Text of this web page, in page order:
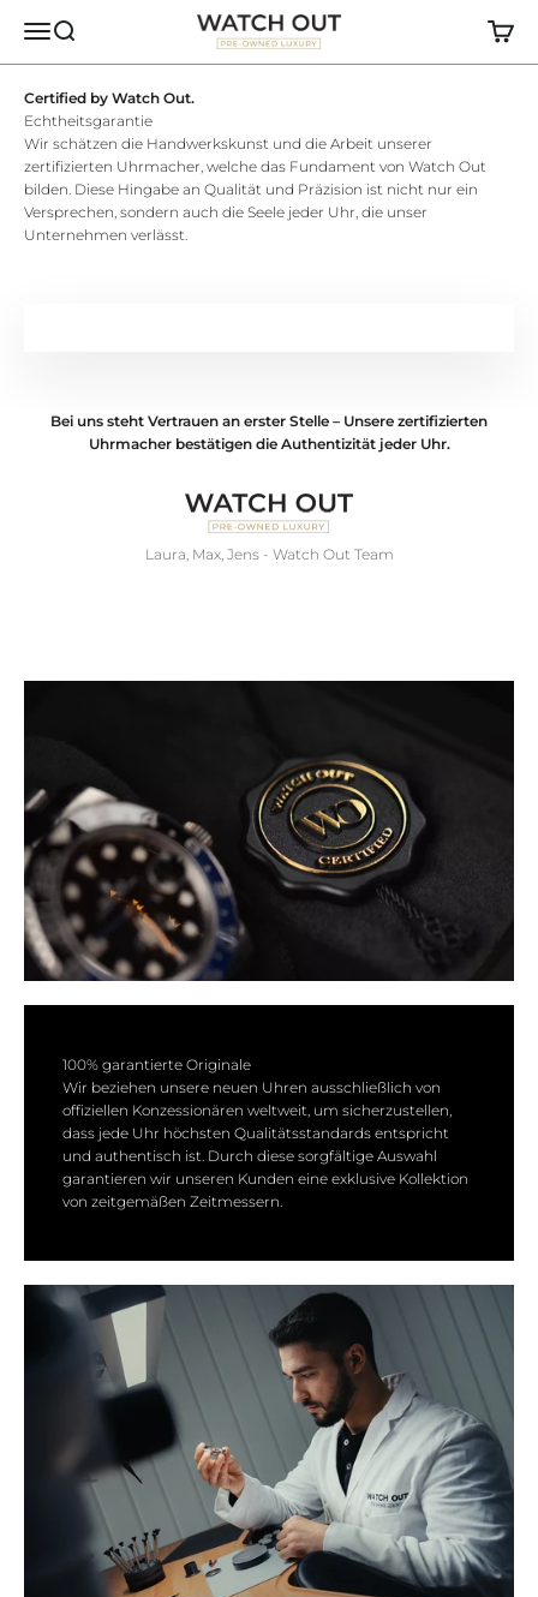
Navigationsmenü öffnen
Suche öffnen Watch Out
Certified by Watch Out.
Echtheitsgarantie
Wir schätzen die Handwerkskunst und die Arbeit unserer
zertifizierten Uhrmacher, welche das Fundament von Watch Out
bilden. Diese Hingabe an Qualität und Präzision ist nicht nur ein
Versprechen, sondern auch die Seele jeder Uhr, die unser
Unternehmen verlässt.
Bei uns steht Vertrauen an erster Stelle – Unsere zertifizierten
Uhrmacher bestätigen die Authentizität jeder Uhr.
Laura, Max, Jens - Watch Out Team
100% garantierte Originale
Wir beziehen unsere neuen Uhren ausschließlich von
offiziellen Konzessionären weltweit, um sicherzustellen,
dass jede Uhr höchsten Qualitätsstandards entspricht
und authentisch ist. Durch diese sorgfältige Auswahl
garantieren wir unseren Kunden eine exklusive Kollektion
von zeitgemäßen Zeitmessern.